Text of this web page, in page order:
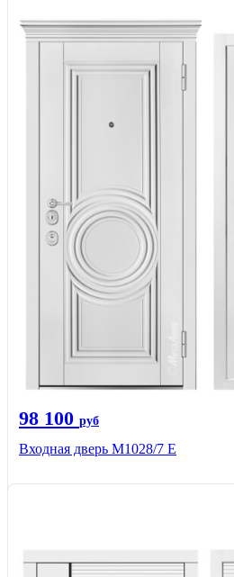
98 100 руб
Входная дверь М1028/7 Е